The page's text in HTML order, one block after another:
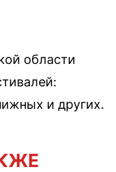
области
и других.